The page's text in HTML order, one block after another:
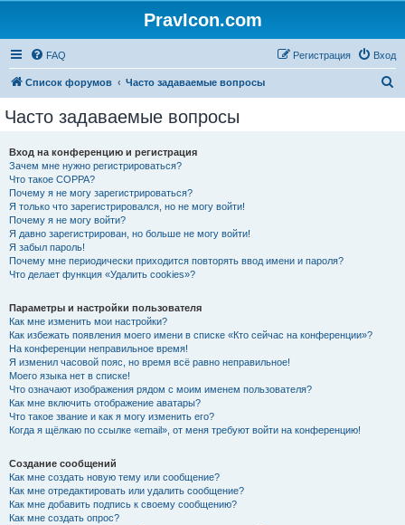
PravIcon.com
FAQ Вход
Регистрация
Список форумов Часто задаваемые вопросы
Часто задаваемые вопросы
Вход на конференцию и регистрация
Зачем мне нужно регистрироваться?
Что такое COPPA?
Почему я не могу зарегистрироваться?
Я только что зарегистрировался, но не могу войти!
Почему я не могу войти?
Я давно зарегистрирован, но больше не могу войти!
Я забыл пароль!
Почему мне периодически приходится повторять ввод имени и пароля?
Что делает функция «Удалить cookies»?
Параметры и настройки пользователя
Как мне изменить мои настройки?
Как избежать появления моего имени в списке «Кто сейчас на конференции»?
На конференции неправильное время!
Я изменил часовой пояс, но время всё равно неправильное!
Моего языка нет в списке!
Что означают изображения рядом с моим именем пользователя?
Как мне включить отображение аватары?
Что такое звание и как я могу изменить его?
Когда я щёлкаю по ссылке «email», от меня требуют войти на конференцию!
Создание сообщений
Как мне создать новую тему или сообщение?
Как мне отредактировать или удалить сообщение?
Как мне добавить подпись к своему сообщению?
Как мне создать опрос?